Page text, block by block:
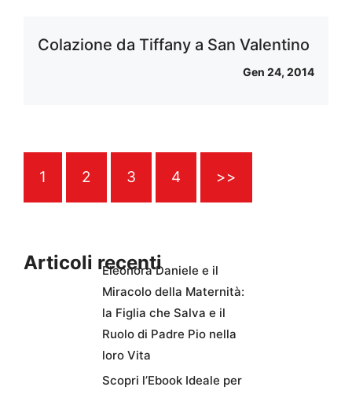
Colazione da Tiffany a San Valentino
Gen 24, 2014
1 2 3 4 >>
Articoli recentiEleonora Daniele e il
Miracolo della Maternità:
la Figlia che Salva e il
Ruolo di Padre Pio nella
loro Vita
Scopri l’Ebook Ideale per